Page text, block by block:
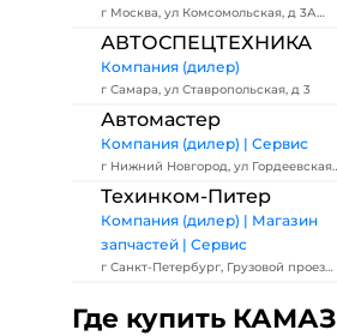
г Москва, ул Комсомольская, д 3А
стр 2
АВТОСПЕЦТЕХНИКА
Компания (дилер)
г Самара, ул Ставропольская, д 3
Автомастер
Компания (дилер) | Сервис
г Нижний Новгород, ул Гордеевская,
д 59А к 7
Техинком-Питер
Компания (дилер) | Магазин
запчастей | Сервис
г Санкт-Петербург, Грузовой проезд,
Где купить КАМАЗ